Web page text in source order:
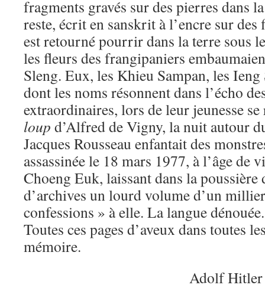
fragments gravés sur des pierres dans
reste, écrit en sanskrit à l’encre sur des
est retourné pourrir dans la terre sous
les fleurs des frangipaniers
Sleng. Eux, les Khieu Sampan, les Ieng
dont les noms résonnent dans l’écho
extraordinaires, lors de leur jeunesse
loup d’Alfred de Vigny, la nuit autour
Jacques Rousseau enfantait des
assassinée le 18 mars 1977, à l’âge de
Choeng Euk, laissant dans la poussière
d’archives un lourd volume d’un millier
confessions » à elle. La langue
Toutes ces pages d’aveux dans toutes
mémoire.
Adolf Hitler